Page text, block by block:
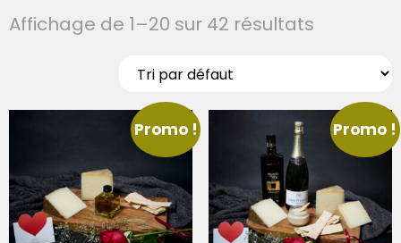
Affichage de 1–20 sur 42 résultats
Promo ! Promo !